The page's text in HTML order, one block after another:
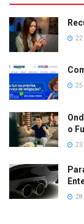
22
25
o
23
28